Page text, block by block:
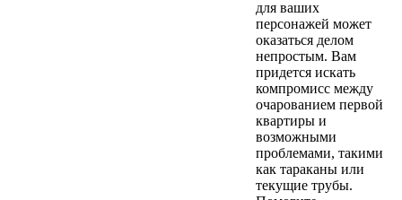
для ваших
персонажей может
оказаться делом
непростым. Вам
придется искать
компромисс между
очарованием первой
квартиры и
возможными
проблемами, такими
как тараканы или
текущие трубы.